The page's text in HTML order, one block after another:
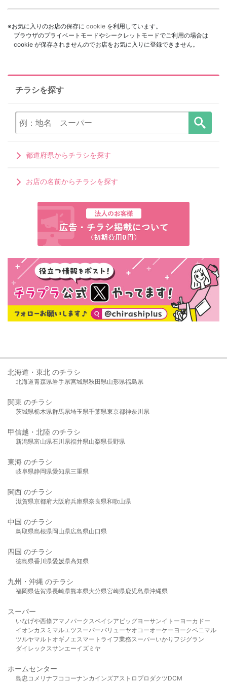
※お気に入りのお店の保存に cookie を利用しています。
ブラウザのプライベートモードやシークレットモードでご利用の場合は
cookie が保存されませんのでお店をお気に入りに登録できません。
チラシを探す
都道府県からチラシを探す
お店の名前からチラシを探す
北海道・東北 のチラシ
北海道青森県岩手県宮城県秋田県山形県福島県
関東 のチラシ
茨城県栃木県群馬県埼玉県千葉県東京都神奈川県
甲信越・北陸 のチラシ
新潟県富山県石川県福井県山梨県長野県
東海 のチラシ
岐阜県静岡県愛知県三重県
関西 のチラシ
滋賀県京都府大阪府兵庫県奈良県和歌山県
中国 のチラシ
鳥取県島根県岡山県広島県山口県
四国 のチラシ
徳島県香川県愛媛県高知県
九州・沖縄 のチラシ
福岡県佐賀県長崎県熊本県大分県宮崎県鹿児島県沖縄県
スーパー
いなげや西條アマノパークスベイシア ビッグヨーサンイトーヨーカドー
イオンカスミ マルエツスーパーバリューヤオコーオーケー ヨークベニマル
ツルヤマルト オギノ エスマート ライフ業務スーパーいかり フジグラン
ダイレックスサンエーイズミヤ
ホームセンター
島忠 コメリ ナフコ コーナンカインズアストロプロダクツDCM